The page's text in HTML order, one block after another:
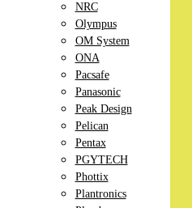
NRC
Olympus
OM System
ONA
Pacsafe
Panasonic
Peak Design
Pelican
Pentax
PGYTECH
Phottix
Plantronics